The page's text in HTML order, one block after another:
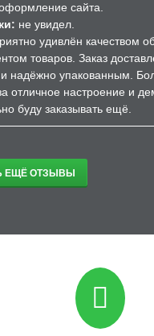
сайта.
не увидел.
удивлён качеством
товаров. Заказ
и надёжно упакованным.
отличное настроение и
буду заказывать ещё.
ЕЩЁ ОТЗЫВЫ